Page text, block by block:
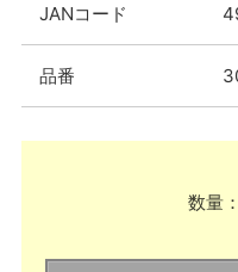
JANコード
品番
数量：